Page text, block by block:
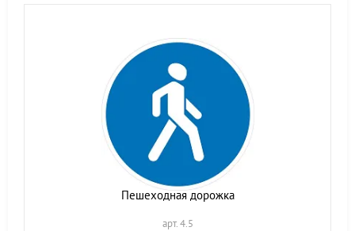
Пешеходная дорожка
арт. 4.5